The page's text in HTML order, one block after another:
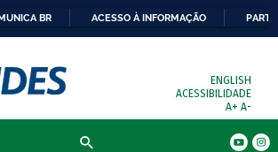
BR ACESSO À INFORMAÇÃO
ENGLISH
ACESSIBILIDADE
A+ A-